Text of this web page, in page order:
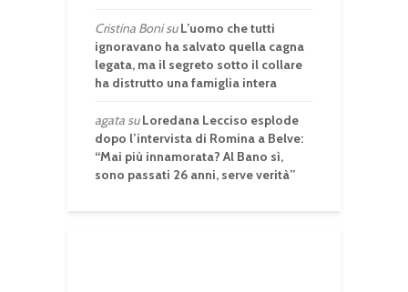
Cristina BonisuL’uomo che tutti
ignoravano ha salvato quella cagna
legata, ma il segreto sotto il collare
ha distrutto una famiglia intera
agatasuLoredana Lecciso esplode
dopo l’intervista di Romina a Belve:
“Mai più innamorata? Al Bano sì,
sono passati 26 anni, serve verità”